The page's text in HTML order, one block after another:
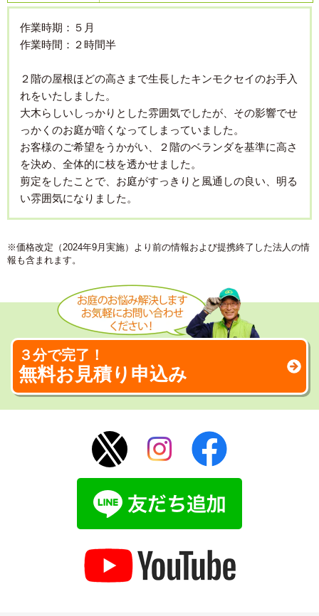
作業時期：５月
作業時間：２時間半
２階の屋根ほどの高さまで生長したキンモクセイのお手入
れをいたしました。
大木らしいしっかりとした雰囲気でしたが、その影響でせ
っかくのお庭が暗くなってしまっていました。
お客様のご希望をうかがい、２階のベランダを基準に高さ
を決め、全体的に枝を透かせました。
剪定をしたことで、お庭がすっきりと風通しの良い、明る
い雰囲気になりました。
※価格改定（2024年9月実施）より前の情報および提携終了した法人の情
報も含まれます。
３分で完了！
無料お見積り申込み